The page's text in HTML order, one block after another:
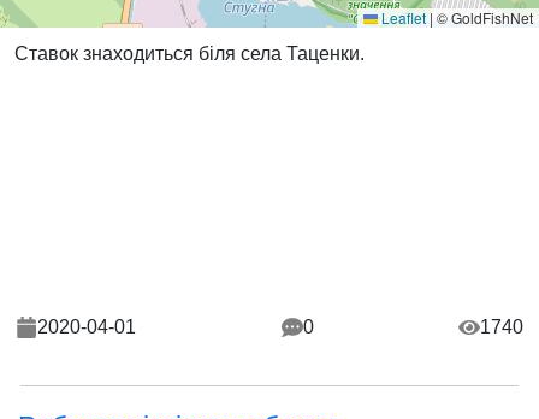
Leaflet | © GoldFishNet
Ставок знаходиться біля села Таценки.
2020-04-01 0 1740